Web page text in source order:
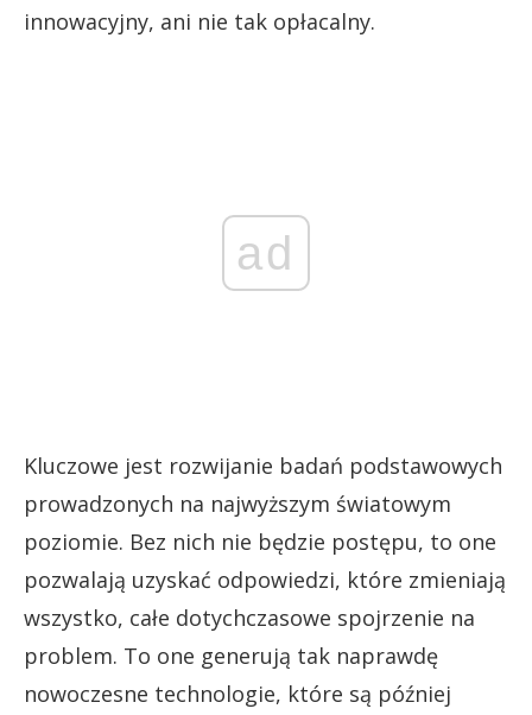
innowacyjny, ani nie tak opłacalny.
ad
Kluczowe jest rozwijanie badań podstawowych
prowadzonych na najwyższym światowym
poziomie. Bez nich nie będzie postępu, to one
pozwalają uzyskać odpowiedzi, które zmieniają
wszystko, całe dotychczasowe spojrzenie na
problem. To one generują tak naprawdę
nowoczesne technologie, które są później